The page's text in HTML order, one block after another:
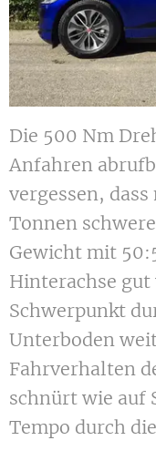
Die 500 Nm
Anfahren
vergessen,
Tonnen
Gewicht mit
Hinterachse
Schwerpunkt
Unterboden
Fahrverhalten
schnürt wie auf
Tempo durch